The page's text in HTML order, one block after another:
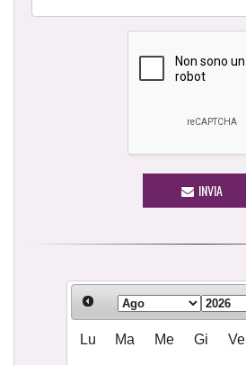
INVIA
Lu Ma Me Gi Ve